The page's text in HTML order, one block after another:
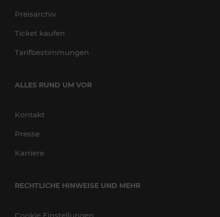
Preisarchiv
Ticket kaufen
Tarifbestimmungen
ALLES RUND UM VOR
Kontakt
Presse
Karriere
RECHTLICHE HINWEISE UND MEHR